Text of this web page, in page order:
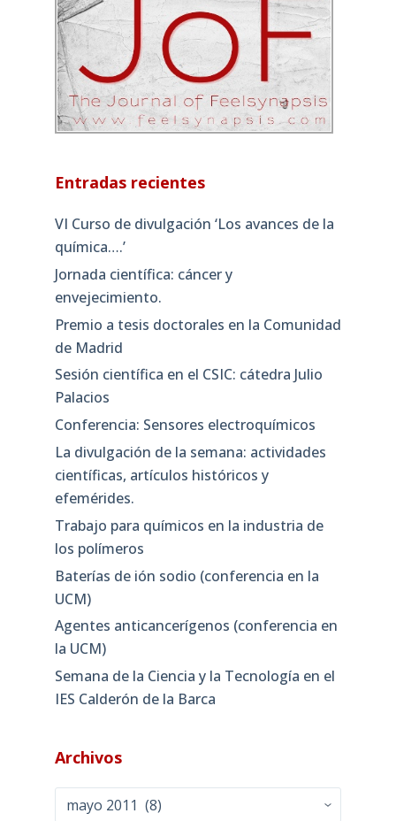
Entradas recientes
VI Curso de divulgación ‘Los avances de la
química….’
Jornada científica: cáncer y
envejecimiento.
Premio a tesis doctorales en la Comunidad
de Madrid
Sesión científica en el CSIC: cátedra Julio
Palacios
Conferencia: Sensores electroquímicos
La divulgación de la semana: actividades
científicas, artículos históricos y
efemérides.
Trabajo para químicos en la industria de
los polímeros
Baterías de ión sodio (conferencia en la
UCM)
Agentes anticancerígenos (conferencia en
la UCM)
Semana de la Ciencia y la Tecnología en el
IES Calderón de la Barca
Archivos